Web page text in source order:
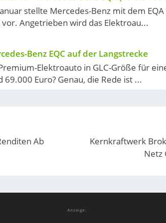
stellte Mercedes-Benz mit dem
vor. Angetrieben wird das Elektroau...
Benz EQC auf der Langstrecke
Elektroauto in GLC-Größe für
69.000 Euro? Genau, die Rede ist ...
Ab
Kernkraftwerk
Netz
Anzeige: